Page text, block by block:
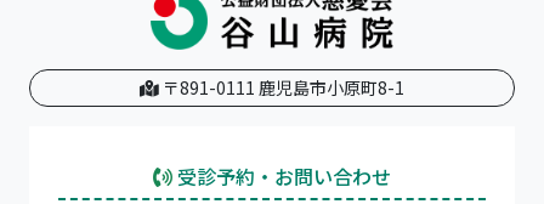
〒891-0111 鹿児島市小原町8-1
受診予約・お問い合わせ